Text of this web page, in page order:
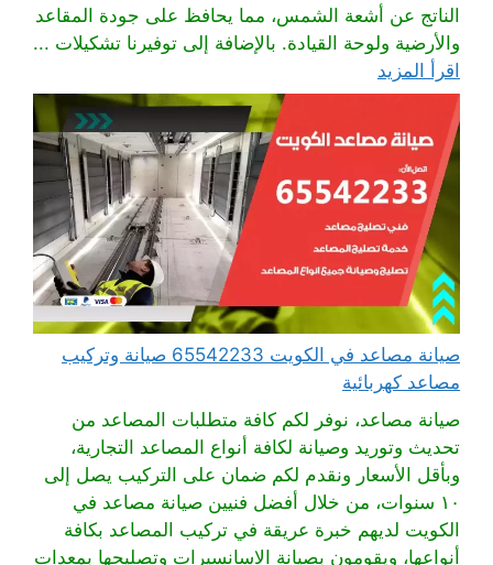
الناتج عن أشعة الشمس، مما يحافظ على جودة المقاعد
والأرضية ولوحة القيادة. بالإضافة إلى توفيرنا تشكيلات ...
اقرأ المزيد
صيانة مصاعد في الكويت 65542233 صيانة وتركيب
مصاعد كهربائية
صيانة مصاعد، نوفر لكم كافة متطلبات المصاعد من
تحديث وتوريد وصيانة لكافة أنواع المصاعد التجارية،
وبأقل الأسعار ونقدم لكم ضمان على التركيب يصل إلى
١٠ سنوات، من خلال أفضل فنيين صيانة مصاعد في
الكويت لديهم خبرة عريقة في تركيب المصاعد بكافة
أنواعها، ويقومون بصيانة الاسانسيرات وتصليحها بمعدات